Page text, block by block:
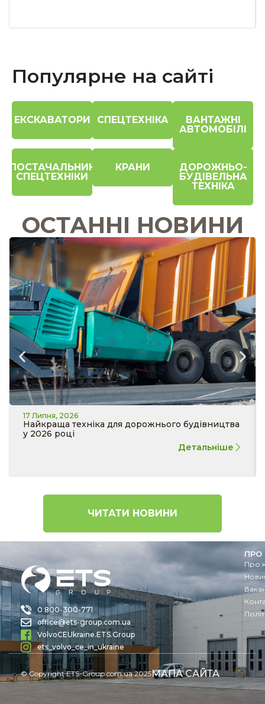
Популярне на сайті
ЕКСКАВАТОРИ СПЕЦТЕХНІКА
ВАНТАЖНІ
АВТОМОБІЛІ
ПОСТАЧАЛЬНИК
СПЕЦТЕХНІКИ
КРАНИ
ДОРОЖНЬО-
БУДІВЕЛЬНА
ТЕХНІКА
ОСТАННІ НОВИНИ
17 Липня, 2026
Найкраща техніка для дорожнього будівництва
у 2026 році
Детальніше
ЧИТАТИ НОВИНИ
0 800-300-771
office@ets-group.com.ua
VolvoCEUkraine.ETS.Group
ets_volvo_ce_in_ukraine
ПРО
Про
© Copyright ETS-Group.com.ua 2025МАПА САЙТА